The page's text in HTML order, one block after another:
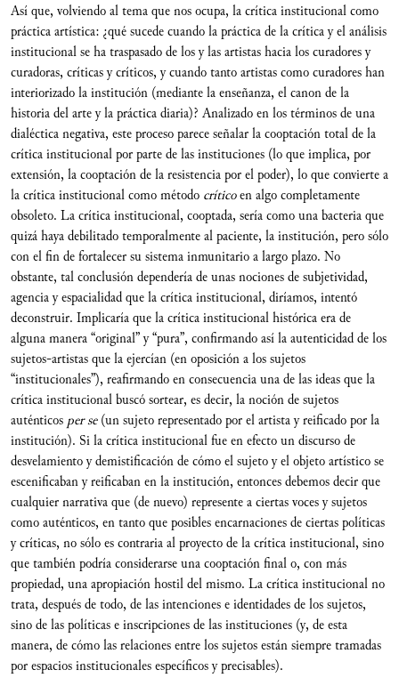
Así que, volviendo al tema que nos ocupa, la crítica institucional como
práctica artística: ¿qué sucede cuando la práctica de la crítica y el análisis
institucional se ha traspasado de los y las artistas hacia los curadores y
curadoras, críticas y críticos, y cuando tanto artistas como curadores han
interiorizado la institución (mediante la enseñanza, el canon de la
historia del arte y la práctica diaria)? Analizado en los términos de una
dialéctica negativa, este proceso parece señalar la cooptación total de la
crítica institucional por parte de las instituciones (lo que implica, por
extensión, la cooptación de la resistencia por el poder), lo que convierte a
la crítica institucional como método críticoen algo completamente
obsoleto. La crítica institucional, cooptada, sería como una bacteria que
quizá haya debilitado temporalmente al paciente, la institución, pero sólo
con el fin de fortalecer su sistema inmunitario a largo plazo. No
obstante, tal conclusión dependería de unas nociones de subjetividad,
agencia y espacialidad que la crítica institucional, diríamos, intentó
deconstruir. Implicaría que la crítica institucional histórica era de
alguna manera “original” y “pura”, confirmando así la autenticidad de los
sujetos-artistas que la ejercían (en oposición a los sujetos
“institucionales”), reafirmando en consecuencia una de las ideas que la
crítica institucional buscó sortear, es decir, la noción de sujetos
auténticos per se(un sujeto representado por el artista y reificado por la
institución). Si la crítica institucional fue en efecto un discurso de
desvelamiento y demistificación de cómo el sujeto y el objeto artístico se
escenificaban y reificaban en la institución, entonces debemos decir que
cualquier narrativa que (de nuevo) represente a ciertas voces y sujetos
como auténticos, en tanto que posibles encarnaciones de ciertas políticas
y críticas, no sólo es contraria al proyecto de la crítica institucional, sino
que también podría considerarse una cooptación final o, con más
propiedad, una apropiación hostil del mismo. La crítica institucional no
trata, después de todo, de las intenciones e identidades de los sujetos,
sino de las políticas e inscripciones de las instituciones (y, de esta
manera, de cómo las relaciones entre los sujetos están siempre tramadas
por espacios institucionales específicos y precisables).